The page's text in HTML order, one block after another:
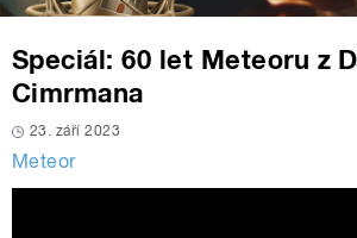
Speciál: 60 let Meteoru z
Cimrmana
23. září 2023
Meteor